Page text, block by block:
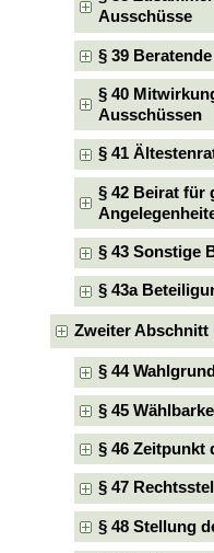
Ausschüsse
§ 39
§ 40
Ausschüssen
§ 41
§ 42 Beirat für
§ 43 Sonstige
§ 43a
Zweiter Abschnitt
§ 44
§ 45
§ 46 Zeitpunkt
§ 47
§ 48 Stellung